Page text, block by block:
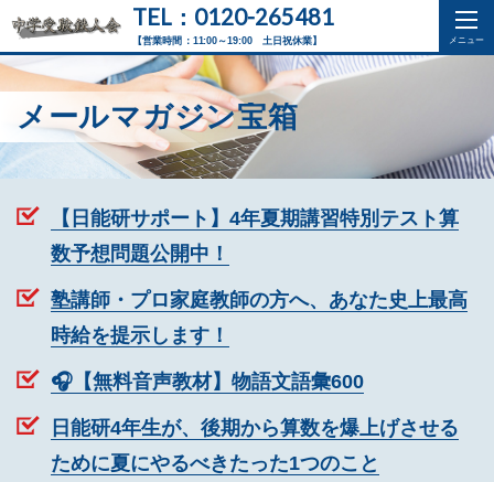
【営業時間：11:00～19:00 土日祝休業】
TEL：0120-265481
メールマガジン宝箱
【日能研サポート】4年夏期講習特別テスト算
数予想問題公開中！
塾講師・プロ家庭教師の方へ、あなた史上最高
時給を提示します！
🎧【無料音声教材】物語文語彙600
日能研4年生が、後期から算数を爆上げさせる
ために夏にやるべきたった1つのこと